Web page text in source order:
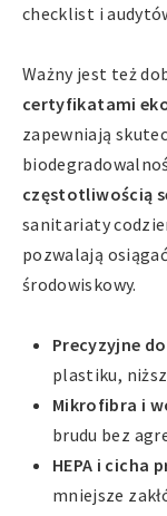
checklist i
Ważny jest też
certyfikatami
zapewniają
częstotliwością
sanitariaty
pozwalają
środowiskowy.
Precyzyjne
plastiku,
Mikrofibra i
brudu bez
HEPA i cicha
mniejsze